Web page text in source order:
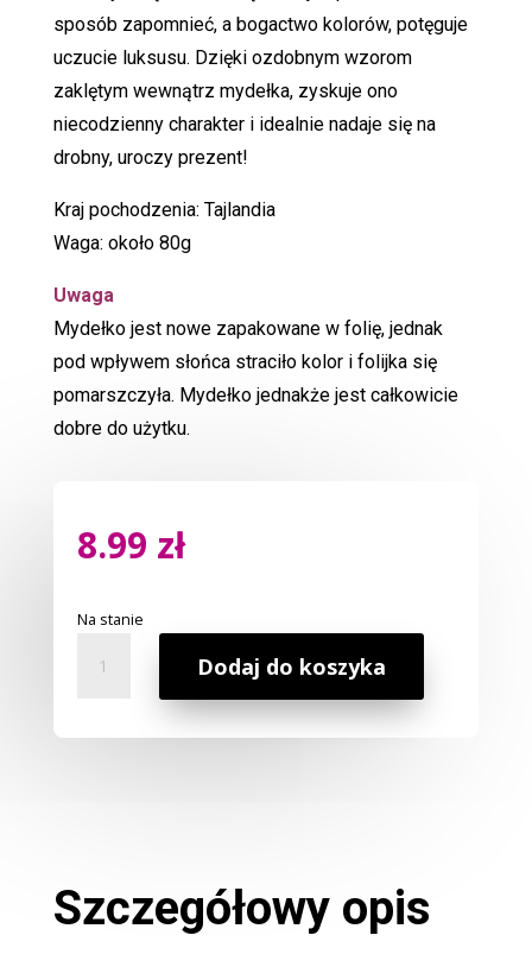
sposób zapomnieć, a bogactwo kolorów, potęguje
uczucie luksusu. Dzięki ozdobnym wzorom
zaklętym wewnątrz mydełka, zyskuje ono
niecodzienny charakter i idealnie nadaje się na
drobny, uroczy prezent!
Kraj pochodzenia: Tajlandia
Waga: około 80g
Uwaga
Mydełko jest nowe zapakowane w folię, jednak
pod wpływem słońca straciło kolor i folijka się
pomarszczyła. Mydełko jednakże jest całkowicie
dobre do użytku.
8.99 zł
Na stanie
Mydło
Zapachowe
Dodaj do koszyka
Szczegółowy opis